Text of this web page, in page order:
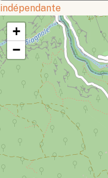
indépendante